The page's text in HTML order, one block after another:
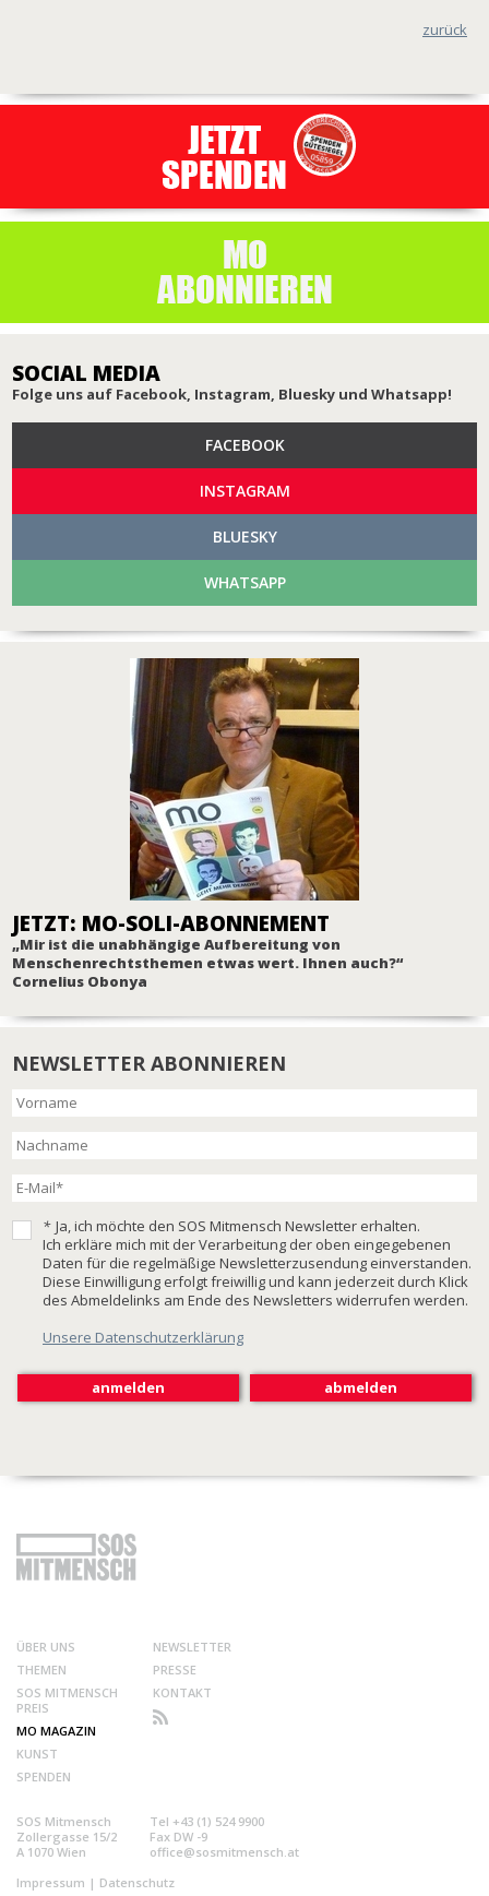
zurück
SOCIAL MEDIA
Folge uns auf Facebook, Instagram, Bluesky und Whatsapp!
FACEBOOK
INSTAGRAM
BLUESKY
WHATSAPP
JETZT: MO-SOLI-ABONNEMENT
„Mir ist die unabhängige Aufbereitung von
Menschenrechtsthemen etwas wert. Ihnen auch?“
Cornelius Obonya
NEWSLETTER ABONNIEREN
* Ja, ich möchte den SOS Mitmensch Newsletter erhalten.
Ich erkläre mich mit der Verarbeitung der oben eingegebenen
Daten für die regelmäßige Newsletterzusendung einverstanden.
Diese Einwilligung erfolgt freiwillig und kann jederzeit durch Klick
des Abmeldelinks am Ende des Newsletters widerrufen werden.
Unsere Datenschutzerklärung
ÜBER UNS
THEMEN
SOS MITMENSCH
PREIS
MO MAGAZIN
KUNST
SPENDEN
NEWSLETTER
PRESSE
KONTAKT
SOS Mitmensch
Zollergasse 15/2
A 1070 Wien
Tel +43 (1) 524 9900
Fax DW -9
office@sosmitmensch.at
Impressum | Datenschutz